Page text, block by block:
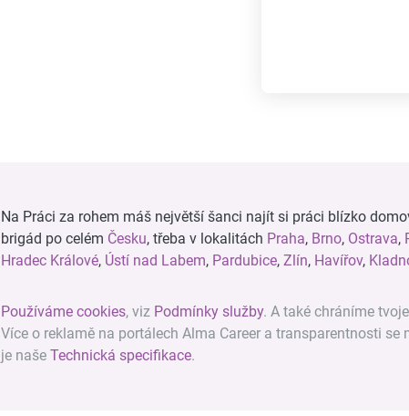
Na Práci za rohem máš největší šanci najít si práci blízko
brigád po celém Česku, třeba v lokalitách Praha, Brno, Ostrava,
Hradec Králové, Ústí nad Labem, Pardubice, Zlín, Havířov,
Používáme cookies, viz Podmínky služby. A také chráníme
Více o reklamě na portálech Alma Career a transparentnosti se
je naše Technická specifikace.